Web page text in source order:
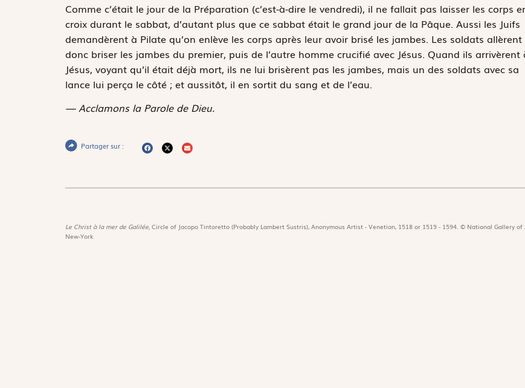
Comme c’était le jour de la Préparation (c’est-à-dire le vendredi), il ne fallait pas laisser les corps
croix durant le sabbat, d’autant plus que ce sabbat était le grand jour de la Pâque. Aussi les Juifs
demandèrent à Pilate qu’on enlève les corps après leur avoir brisé les jambes. Les soldats allèrent
donc briser les jambes du premier, puis de l’autre homme crucifié avec Jésus. Quand ils arrivèrent
Jésus, voyant qu’il était déjà mort, ils ne lui brisèrent pas les jambes, mais un des soldats avec sa
lance lui perça le côté ; et aussitôt, il en sortit du sang et de l’eau.
— Acclamons la Parole de Dieu.
Partager sur :
Le Christ à la mer de Galilée, Circle of Jacopo Tintoretto (Probably Lambert Sustris), Anonymous Artist - Venetian, 1518 or 1519 - 1594. © National Gallery of
New-York